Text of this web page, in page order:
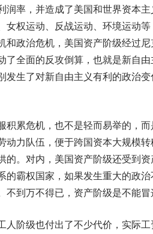
润率，并造成了美国和世界资本
女权运动、反战运动、环境运动
和政治危机，美国资产阶级经过
全面的反攻倒算，也就是新自由
发生了对新自由主义有利的政治
积累危机，也不是轻而易举的，
动力队伍，便于跨国资本大规模
的。对内，美国资产阶级还受到
的霸权国家，如果发生重大的政
到万不得已，资产阶级是不能冒
人阶级也付出了不少代价，实际